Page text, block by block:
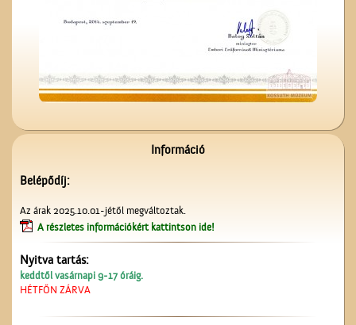
Üzenet a harctérre
Információ
Belépődíj:
Az árak 2025.10.01-jétől megváltoztak.
A részletes információkért kattintson ide!
Nyitva tartás:
keddtől vasárnapi 9-17 óráig.
HÉTFŐN ZÁRVA